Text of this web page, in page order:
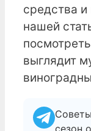
средства
нашей
выглядит
сезон